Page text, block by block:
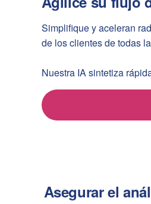
Simplifique y aceleran
de los clientes de todas
Nuestra IA sintetiza
Asegurar el